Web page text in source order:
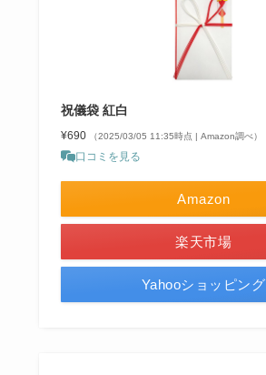
祝儀袋 紅白
¥690 （2025/03/05 11:35時点 | Amazon調べ）
口コミを見る
Amazon
楽天市場
Yahooショッピング